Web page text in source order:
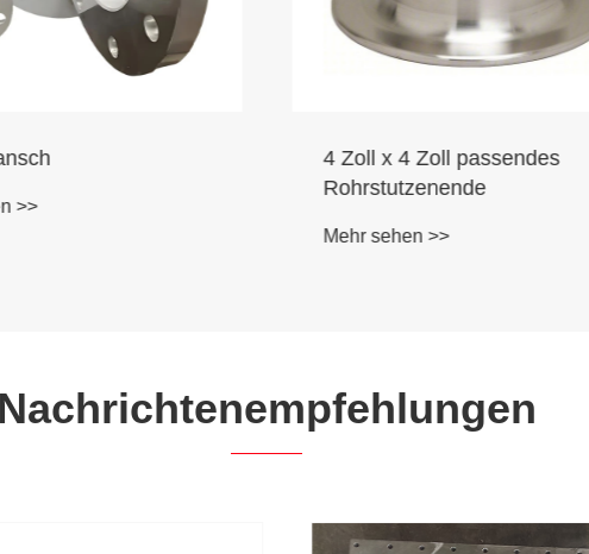
>>
4 Zoll x 4 Zoll passendes
Rohrstutzenende
Mehr sehen >>
Nachrichtenempfehlungen